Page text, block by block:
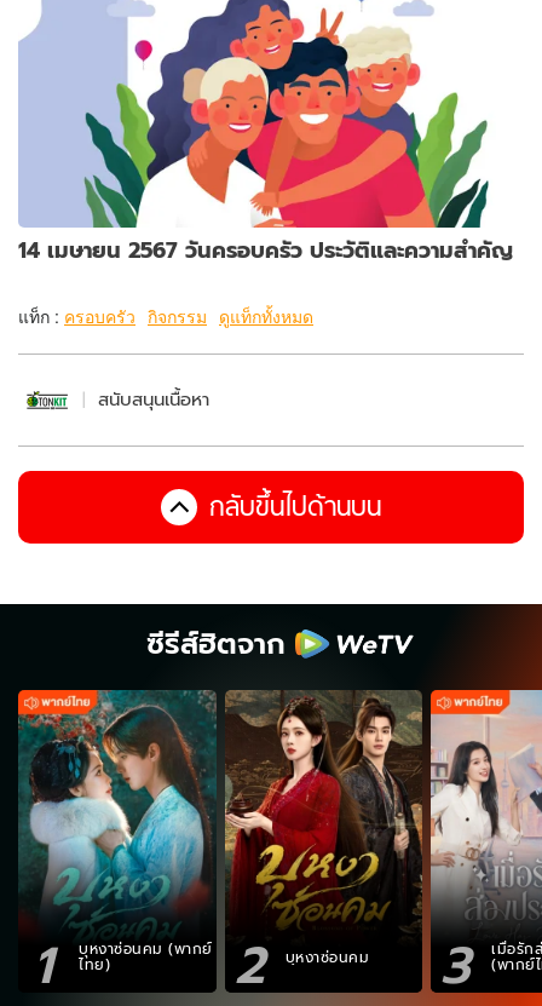
14 เมษายน 2567 วันครอบครัว ประวัติและความสำคัญ
แท็ก : ครอบครัว กิจกรรม ดูแท็กทั้งหมด
สนับสนุนเนื้อหา
กลับขึ้นไปด้านบน
ซีรีส์ฮิตจาก
1 บุหงาซ่อนคม (พากย์
ไทย) 2 บุหงาซ่อนคม 3 เมื่อรัก
(พากย์